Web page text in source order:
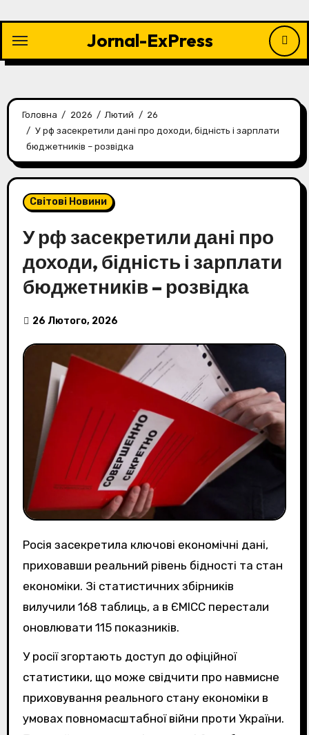
контенту
Jornal-ExPress
Головна 2026 Лютий
26
У рф засекретили дані про доходи, бідність і зарплати
бюджетників – розвідка
Світові Новини
У рф засекретили дані про
доходи, бідність і зарплати
бюджетників – розвідка
26 Лютого, 2026
Росія засекретила ключові економічні дані,
приховавши реальний рівень бідності та стан
економіки. Зі статистичних збірників
вилучили 168 таблиць, а в ЄМІСС перестали
оновлювати 115 показників.
У росії згортають доступ до офіційної
статистики, що може свідчити про навмисне
приховування реального стану економіки в
умовах повномасштабної війни проти України.